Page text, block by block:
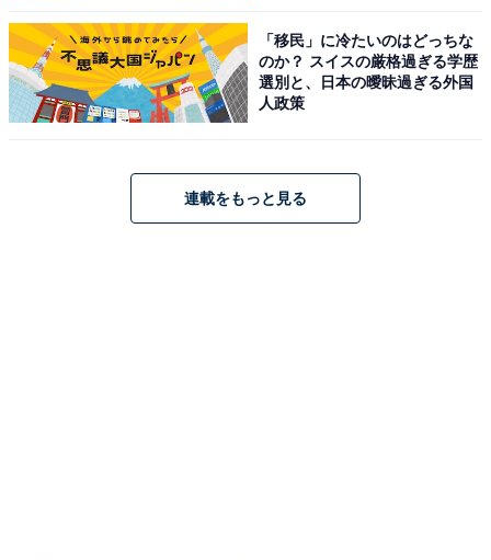
「移民」に冷たいのはどっちな
のか？ スイスの厳格過ぎる学歴
選別と、日本の曖昧過ぎる外国
人政策
連載をもっと見る